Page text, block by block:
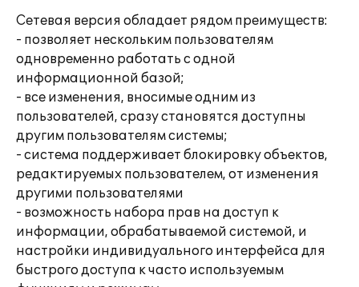
Сетевая версия обладает рядом преимуществ:
- позволяет нескольким пользователям
одновременно работать с одной
информационной базой;
- все изменения, вносимые одним из
пользователей, сразу становятся доступны
другим пользователям системы;
- система поддерживает блокировку объектов,
редактируемых пользователем, от изменения
другими пользователями
- возможность набора прав на доступ к
информации, обрабатываемой системой, и
настройки индивидуального интерфейса для
быстрого доступа к часто используемым